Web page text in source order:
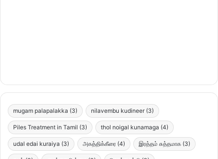
mugam palapalakka (3) nilavembu kudineer (3)
Piles Treatment in Tamil (3) thol noigal kunamaga (4)
udal edai kuraiya (3) அகத்திக்கீரை (4) இரத்தம் சுத்தமாக (3)